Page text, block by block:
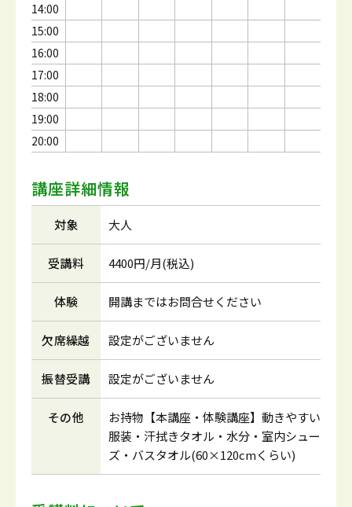
14:00
15:00
16:00
17:00
18:00
19:00
20:00
講座詳細情報
対象 大人
受講料 4400円/月(税込)
体験 開講まではお問合せください
欠席繰越 設定がございません
振替受講 設定がございません
その他
お持物【本講座・体験講座】動きやすい
服装・汗拭きタオル・水分・室内シュー
ズ・バスタオル(60×120cmくらい)